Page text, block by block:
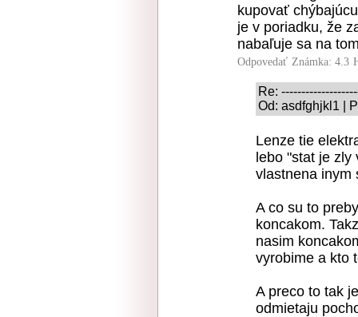
kupovať
je v poriadku, že
nabaľuje sa na
Odpovedať Známka: 4.3
Re:
Od: asdfghjkl1 |
Lenze tie
lebo "stat je
vlastnena inym
A co su to
koncakom.
nasim
vyrobime a kto
A preco to tak
odmietaju